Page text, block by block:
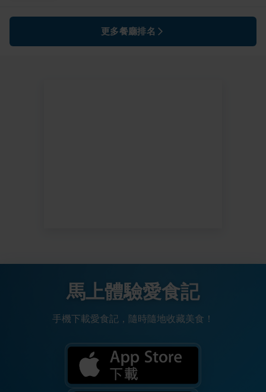
更多餐廳排名
馬上體驗愛食記
手機下載愛食記，隨時隨地收藏美食！